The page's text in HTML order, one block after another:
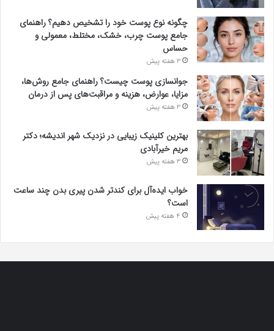
چگونه نوع پوست خود را تشخیص دهیم؟ راهنمای
جامع پوست چرب، خشک، مختلط، معمولی و
حساس
3 هفته پیش
جوانسازی پوست چیست؟ راهنمای جامع روش‌ها،
مزایا، عوارض، هزینه و مراقبت‌های پس از درمان
3 هفته پیش
بهترین کلینیک زیبایی در نزدیک شهر اندیشه؛ دکتر
مریم خیرآبادی
3 هفته پیش
خواب ایده‌آل برای کندتر شدن پیری بدن چند ساعت
است؟
4 هفته پیش